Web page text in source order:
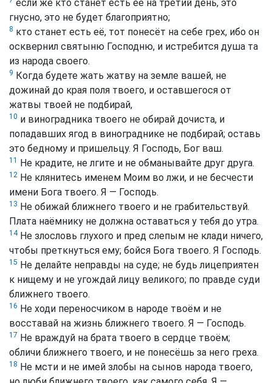
если же кто станет есть её на третий день, это
гнусно, это не будет благоприятно;
8 кто станет есть её, тот понесёт на себе грех, ибо он
осквернил святыню Господню, и истребится душа та
из народа своего.
9 Когда будете жать жатву на земле вашей, не
дожинай до края поля твоего, и оставшегося от
жатвы твоей не подбирай,
10 и виноградника твоего не обирай дочиста, и
попадавших ягод в винограднике не подбирай; оставь
это бедному и пришельцу. Я Господь, Бог ваш.
11 Не крадите, не лгите и не обманывайте друг друга.
12 Не клянитесь именем Моим во лжи, и не бесчести
имени Бога твоего. Я — Господь.
13 Не обижай ближнего твоего и не грабительствуй.
Плата наёмнику не должна оставаться у тебя до утра.
14Не злословь глухого и пред слепым не клади ничего,
чтобы преткнуться ему; бойся Бога твоего. Я Господь.
15 Не делайте неправды на суде; не будь лицеприятен
к нищему и не угождай лицу великого; по правде суди
ближнего твоего.
16 Не ходи переносчиком в народе твоём и не
восставай на жизнь ближнего твоего. Я — Господь.
17 Не враждуй на брата твоего в сердце твоём;
обличи ближнего твоего, и не понесёшь за него греха.
18 Не мсти и не имей злобы на сынов народа твоего,